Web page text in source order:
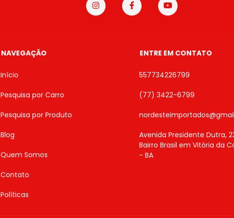
NAVEGAÇÃO
Início
Pesquisa por Carro
Pesquisa por Produto
Blog
Quem Somos
Contato
Políticas
ENTRE EM CONTATO
557734226799
(77) 3422-6799
Avenida Presidente Dutra,
Bairro Brasil em Vitória da
- BA